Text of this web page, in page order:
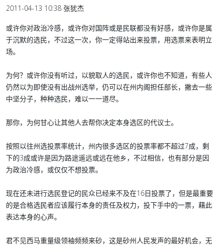
2011-04-13 10:38 张犹杰
或许你对政治冷感，或许你对国阵或是民联都没有好感，或许你是属
于沉默的选民，不过这一次，你一定得站出来投票，用选票来表明立
场。
为何？或许你没有听过，以貌取人的选民，或许你也不知道，有些人
仍然以为即使没有出战州选举，仍可以在州内阁担任部长，撇去一些
中坚分子，种种选民，难以一一道尽。
那你，为何甘心让其他人去帮你决定本身选区的代议士。
按照以往州选投票率统计，州内很多选区的投票率都不超过7成，剩
下的3成或许是因为路途遥远或远在他乡，不过相信，也有部分是因
为政治冷感，或仅仅不想投票。
现在还未进行选民登记的民众已经来不及在16日投票了，但是最重要
的是合格选民者应该履行本身的责任及权力，投下手中的一票，藉此
表达本身的心声。
君不见西马重量级领袖频频来砂，这是砂州人民发声的最好机会，无